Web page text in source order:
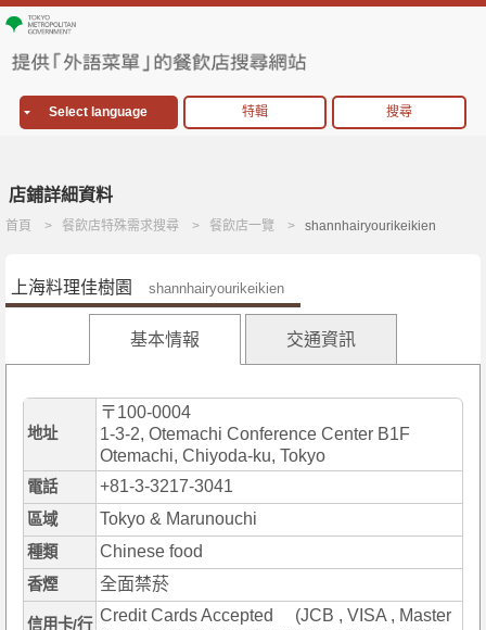
Select language 特輯 搜尋
店鋪詳細資料
首頁 餐飲店特殊需求搜尋 餐飲店一覽 shannhairyourikeikien
上海料理佳樹園 shannhairyourikeikien
基本情報 交通資訊
地址
〒100-0004
1-3-2, Otemachi Conference Center B1F
Otemachi, Chiyoda-ku, Tokyo
電話 +81-3-3217-3041
區域 Tokyo & Marunouchi
種類 Chinese food
香煙 全面禁菸
信用卡/行 Credit Cards Accepted (JCB , VISA , Master